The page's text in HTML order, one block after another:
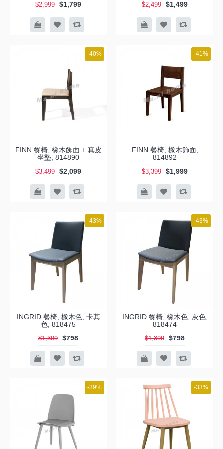
$2,999 $1,799 $2,499 $1,499
-40%
FINN 餐椅, 橡木飾面 + 真皮
坐墊, 814890
$3,499 $2,099
-41%
FINN 餐椅, 橡木飾面,
814892
$3,399 $1,999
-43%
INGRID 餐椅, 橡木色, 卡其
色, 818475
$1,399 $798
-43%
INGRID 餐椅, 橡木色, 灰色,
818474
$1,399 $798
-39% -33%